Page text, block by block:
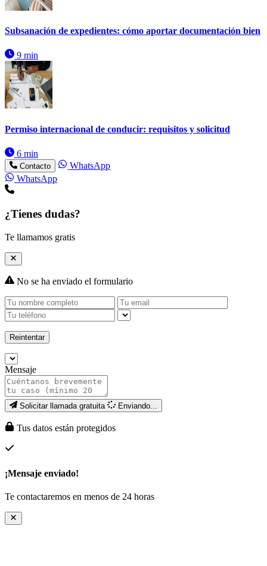
Subsanación de expedientes: cómo aportar documentación bien
9 min
Permiso internacional de conducir: requisitos y solicitud
6 min
Contacto
WhatsApp
WhatsApp
¿Tienes dudas?
Te llamamos gratis
No se ha enviado el formulario
Reintentar
Mensaje
Solicitar llamada gratuita Enviando...
Tus datos están protegidos
¡Mensaje enviado!
Te contactaremos en menos de 24 horas